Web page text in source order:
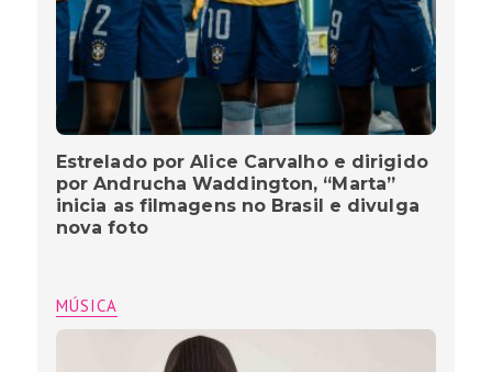
Estrelado por Alice Carvalho e dirigido
por Andrucha Waddington, “Marta”
inicia as filmagens no Brasil e divulga
nova foto
MÚSICA